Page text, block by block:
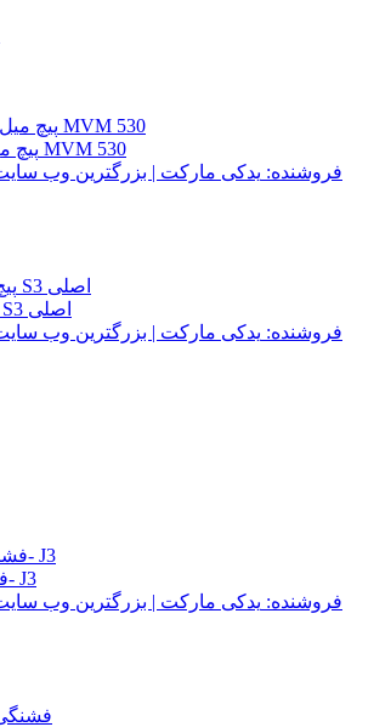
پیچ میل موجگیر ام وی ام MVM 530
فروشنده: یدکی مارکت | بزرگترین وب
پیچ سیلندر ترمز جک S3 اصلی
فروشنده: یدکی مارکت | بزرگترین وب
فشنگی آب جک جی 3- J3
فروشنده: یدکی مارکت | بزرگترین وب